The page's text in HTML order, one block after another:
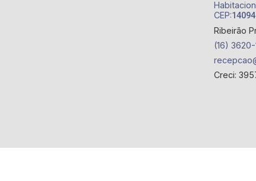
CEP:
Ribeirão
(16)
Creci: